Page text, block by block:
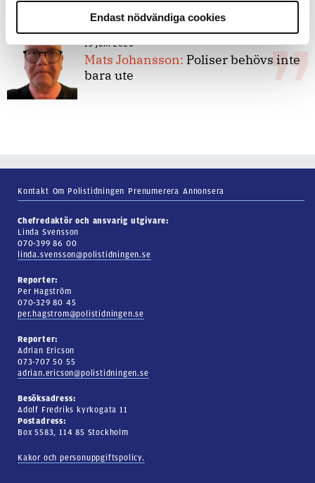
Endast nödvändiga cookies
15 juni 2026
Mats Johansson: Poliser behövs inte
bara ute
Kontakt Om Polistidningen Prenumerera Annonsera
Chefredaktör och ansvarig utgivare:
Linda Svensson
070-399 86 00
linda.svensson@polistidningen.se
Reporter:
Per Hagström
070-329 80 45
per.hagstrom@polistidningen.se
Reporter:
Adrian Ericson
073-707 50 55
adrian.ericson@polistidningen.se
Besöksadress:
Adolf Fredriks kyrkogata 11
Postadress:
Box 5583, 114 85 Stockholm
Kakor och personuppgiftspolicy.